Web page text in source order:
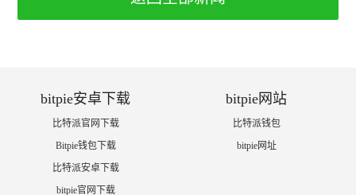
bitpie安卓下载
比特派官网下载
Bitpie钱包下载
比特派安卓下载
bitpie官网下载
bitpie网站
比特派钱包
bitpie网址